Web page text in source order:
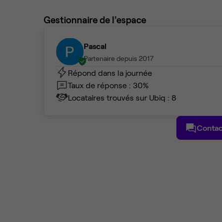
Gestionnaire de l'espace
Pascal
Partenaire depuis 2017
Répond dans la journée
Taux de réponse : 30%
Locataires trouvés sur Ubiq : 8